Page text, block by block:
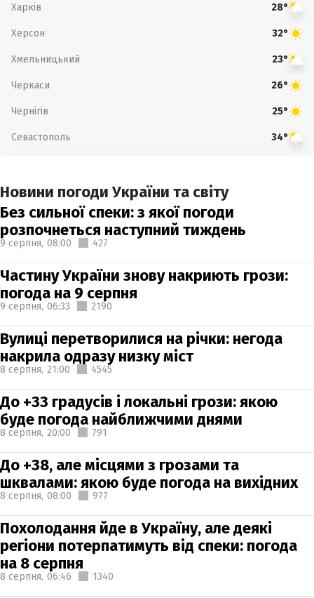
Харків 28°
Херсон 32°
Хмельницький 23°
Черкаси 26°
Чернігів 25°
Севастополь 34°
Новини погоди України та світу
Без сильної спеки: з якої погоди
розпочнеться наступний тиждень
9 серпня, 08:00 427
Частину України знову накриють грози:
погода на 9 серпня
9 серпня, 06:33 2190
Вулиці перетворилися на річки: негода
накрила одразу низку міст
8 серпня, 21:00 4545
До +33 градусів і локальні грози: якою
буде погода найближчими днями
8 серпня, 20:00 791
До +38, але місцями з грозами та
шквалами: якою буде погода на вихідних
8 серпня, 08:00 977
Похолодання йде в Україну, але деякі
регіони потерпатимуть від спеки: погода
на 8 серпня
8 серпня, 06:46 1340